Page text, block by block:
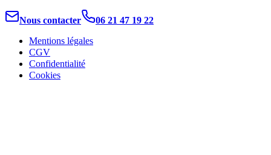
Nous contacter 06 21 47 19 22
Mentions légales
CGV
Confidentialité
Cookies